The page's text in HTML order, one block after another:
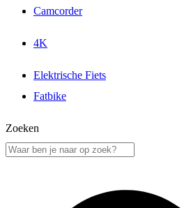
Camcorder
4K
Elektrische Fiets
Fatbike
Zoeken